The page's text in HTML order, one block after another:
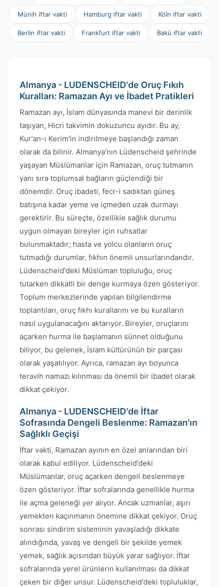
Münih iftar vakti Hamburg iftar vakti Köln iftar vakti
Berlin iftar vakti Frankfurt iftar vakti Bakü iftar vakti
Almanya - LUDENSCHEID'de Oruç Fıkıh
Kuralları: Ramazan Ayı ve İbadet Pratikleri
Ramazan ayı, İslam dünyasında manevi bir derinlik
taşıyan, Hicri takvimin dokuzuncu ayıdır. Bu ay,
Kur'an-ı Kerim'in indirilmeye başlandığı zaman
olarak da bilinir. Almanya'nın Lüdenscheid şehrinde
yaşayan Müslümanlar için Ramazan, oruç tutmanın
yanı sıra toplumsal bağların güçlendiği bir
dönemdir. Oruç ibadeti, fecr-i sadıktan güneş
batışına kadar yeme ve içmeden uzak durmayı
gerektirir. Bu süreçte, özellikle sağlık durumu
uygun olmayan bireyler için ruhsatlar
bulunmaktadır; hasta ve yolcu olanların oruç
tutmadığı durumlar, fıkhın önemli unsurlarındandır.
Lüdenscheid'deki Müslüman topluluğu, oruç
tutarken dikkatli bir denge kurmaya özen gösteriyor.
Toplum merkezlerinde yapılan bilgilendirme
toplantıları, oruç fıkhı kurallarını ve bu kuralların
nasıl uygulanacağını aktarıyor. Bireyler, oruçlarını
açarken hurma ile başlamanın sünnet olduğunu
biliyor, bu gelenek, İslam kültürünün bir parçası
olarak yaşatılıyor. Ayrıca, ramazan ayı boyunca
teravih namazı kılınması da önemli bir ibadet olarak
dikkat çekiyor.
Almanya - LUDENSCHEID'de İftar
Sofrasında Dengeli Beslenme: Ramazan'ın
Sağlıklı Geçişi
İftar vakti, Ramazan ayının en özel anlarından biri
olarak kabul ediliyor. Lüdenscheid'deki
Müslümanlar, oruç açarken dengeli beslenmeye
özen gösteriyor. İftar sofralarında genellikle hurma
ile açma geleneği yer alıyor. Ancak uzmanlar, aşırı
yemekten kaçınmanın önemine dikkat çekiyor. Oruç
sonrası sindirim sisteminin yavaşladığı dikkate
alındığında, yavaş ve dengeli bir şekilde yemek
yemek, sağlık açısından büyük yarar sağlıyor. İftar
sofralarında yerel ürünlerin kullanılması da dikkat
çeken bir diğer unsur. Lüdenscheid'deki topluluklar,